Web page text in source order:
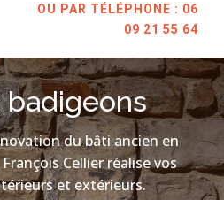
OU PAR TÉLÉPHONE : 06
09 21 55 64
du bâti ancien en
Cellier réalise vos
et extérieurs.